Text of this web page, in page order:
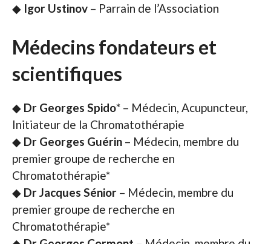
◆ Igor Ustinov – Parrain de l’Association
Médecins fondateurs et
scientifiques
◆ Dr Georges Spido* – Médecin, Acupuncteur,
Initiateur de la Chromatothérapie
◆ Dr Georges Guérin – Médecin, membre du
premier groupe de recherche en
Chromatothérapie*
◆ Dr Jacques Sénior – Médecin, membre du
premier groupe de recherche en
Chromatothérapie*